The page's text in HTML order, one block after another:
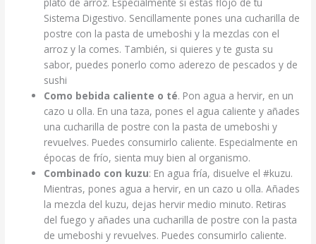
plato de arroz. Especialmente si estás flojo de tu
Sistema Digestivo. Sencillamente pones una cucharilla de
postre con la pasta de umeboshi y la mezclas con el
arroz y la comes. También, si quieres y te gusta su
sabor, puedes ponerlo como aderezo de pescados y de
sushi
Como bebida caliente o té. Pon agua a hervir, en un
cazo u olla. En una taza, pones el agua caliente y añades
una cucharilla de postre con la pasta de umeboshi y
revuelves. Puedes consumirlo caliente. Especialmente en
épocas de frío, sienta muy bien al organismo.
Combinado con kuzu: En agua fría, disuelve el #kuzu.
Mientras, pones agua a hervir, en un cazo u olla. Añades
la mezcla del kuzu, dejas hervir medio minuto. Retiras
del fuego y añades una cucharilla de postre con la pasta
de umeboshi y revuelves. Puedes consumirlo caliente.